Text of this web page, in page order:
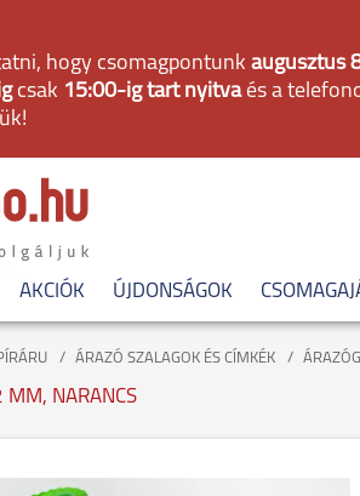
hogy csomagpontunk augusztus
csak 15:00-ig tart nyitvaés a
AKCIÓK ÚJDONSÁGOK
ÁRAZÓ SZALAGOK ÉS CÍMKÉK
MM, NARANCS